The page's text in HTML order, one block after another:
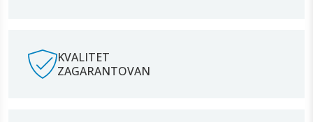
KVALITET
ZAGARANTOVAN